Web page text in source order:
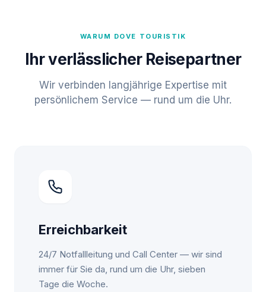
WARUM DOVE TOURISTIK
Ihr verlässlicher Reisepartner
Wir verbinden langjährige Expertise mit
persönlichem Service — rund um die Uhr.
Erreichbarkeit
24/7 Notfallleitung und Call Center — wir sind
immer für Sie da, rund um die Uhr, sieben
Tage die Woche.